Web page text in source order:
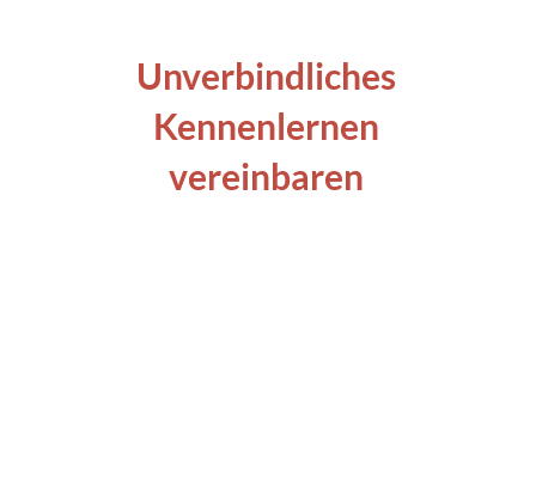
Unverbindliches
Kennenlernen
vereinbaren